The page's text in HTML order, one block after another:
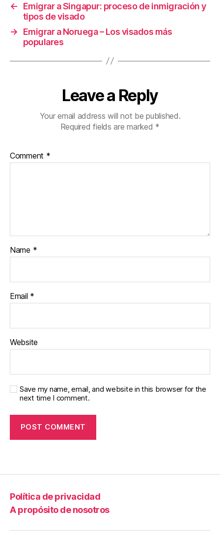
←
Emigrar a Singapur: proceso de inmigración y
tipos de visado
→
Emigrar a Noruega – Los visados más
populares
Leave a Reply
Your email address will not be published.
Required fields are marked *
Comment *
Name *
Email *
Website
Save my name, email, and website in this browser for the
next time I comment.
Política de privacidad
A propósito de nosotros